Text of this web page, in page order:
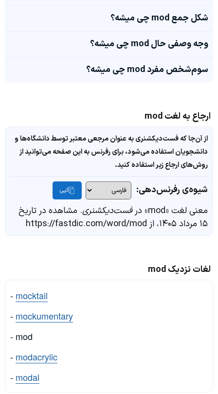
شکل جمع mod چی میشه؟
وجه وصفی حال mod چی میشه؟
سوم‌شخص مفرد mod چی میشه؟
ارجاع به لغت mod
از آن‌جا که فست‌دیکشنری به عنوان مرجعی معتبر توسط دانشگاه‌ها و
دانشجویان استفاده می‌شود، برای رفرنس به این صفحه می‌توانید از
روش‌های ارجاع زیر استفاده کنید.
شیوه‌ی رفرنس‌دهی: کپی
معنی لغت «mod» در فست‌دیکشنری. مشاهده در تاریخ
۱۵ مرداد ۱۴۰۵، از https://fastdic.com/word/mod
لغات نزدیک mod
- mocktail
- mockumentary
- mod
- modacrylic
- modal